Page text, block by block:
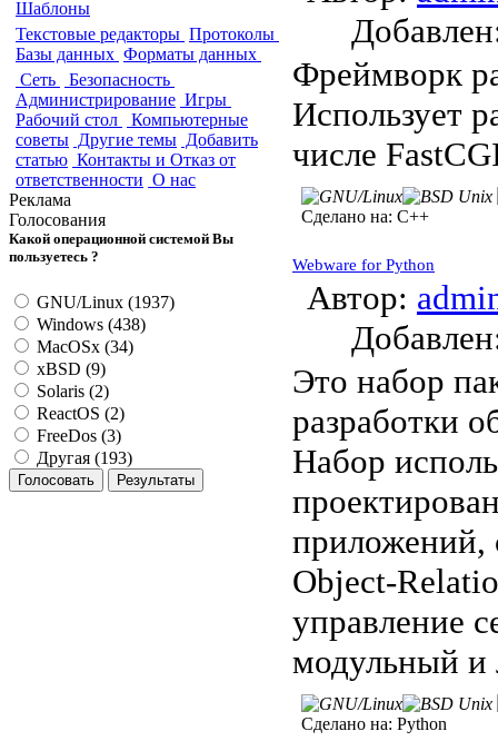
Шаблоны
Текстовые редакторы Протоколы
Базы данных Форматы данных
Сеть
Безопасность
Администрирование Игры
Рабочий стол
Компьютерные
советы Другие темы Добавить
статью Контакты и Отказ от
ответственности О нас
Реклама
Голосования
Какой операционной системой Вы
пользуетесь ?
GNU/Linux (1937)
Windows (438)
MacOSx (34)
xBSD (9)
Solaris (2)
ReactOS (2)
FreeDos (3)
Другая (193)
Фреймворк
Использует
числе
Сделано на: C++
Webware for Python
Автор:
Это набор
разработки
Набор
приложений,
Object-
управление
модульный и
Сделано на: Python